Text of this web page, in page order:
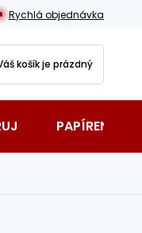
Rychlá objednávka
košík je prázdný
PAPÍRENSKÉ